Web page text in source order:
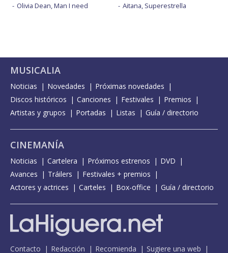
Olivia Dean, Man I need Aitana, Superestrella
MUSICALIA
Noticias Novedades
Próximas novedades
Discos históricos
Canciones Festivales
Premios
Artistas y grupos
Portadas Listas Guía / directorio
CINEMANÍA
Noticias Cartelera Próximos estrenos
DVD
Avances
Tráilers
Festivales + premios
Actores y actrices
Carteles Box-office Guía / directorio
Contacto Redacción Recomienda Sugiere una web